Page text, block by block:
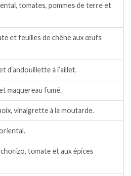
tomates, pommes de terre et
et feuilles de chêne aux œufs
d’andouillette à l’aillet.
maquereau fumé.
vinaigrette à la moutarde.
tomate et aux épices